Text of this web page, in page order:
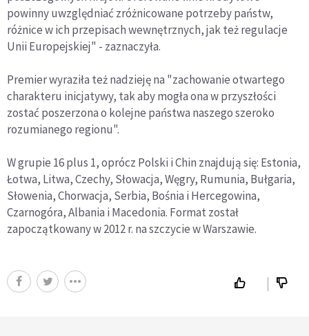
powinny uwzględniać zróżnicowane potrzeby państw,
różnice w ich przepisach wewnętrznych, jak też regulacje
Unii Europejskiej" - zaznaczyła.
Premier wyraziła też nadzieję na "zachowanie otwartego
charakteru inicjatywy, tak aby mogła ona w przyszłości
zostać poszerzona o kolejne państwa naszego szeroko
rozumianego regionu".
W grupie 16 plus 1, oprócz Polski i Chin znajdują się: Estonia,
Łotwa, Litwa, Czechy, Słowacja, Węgry, Rumunia, Bułgaria,
Słowenia, Chorwacja, Serbia, Bośnia i Hercegowina,
Czarnogóra, Albania i Macedonia. Format został
zapoczątkowany w 2012 r. na szczycie w Warszawie.